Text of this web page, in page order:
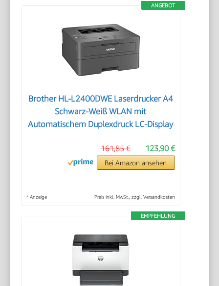
ANGEBOT
Brother HL-L2400DWE Laserdrucker A4
Schwarz-Weiß WLAN mit
Automatischem Duplexdruck LC-Display
123,90 €
161,85 €
Bei Amazon ansehen
* Anzeige Preis inkl. MwSt., zzgl. Versandkosten
EMPFEHLUNG